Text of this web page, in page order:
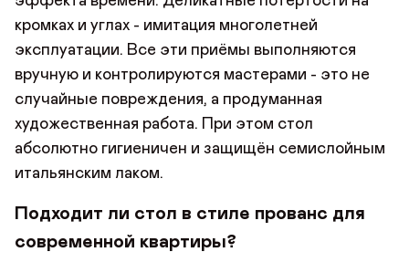
кромках и углах - имитация многолетней
эксплуатации. Все эти приёмы выполняются
вручную и контролируются мастерами - это не
случайные повреждения, а продуманная
художественная работа. При этом стол
абсолютно гигиеничен и защищён семислойным
итальянским лаком.
Подходит ли стол в стиле прованс для
современной квартиры?